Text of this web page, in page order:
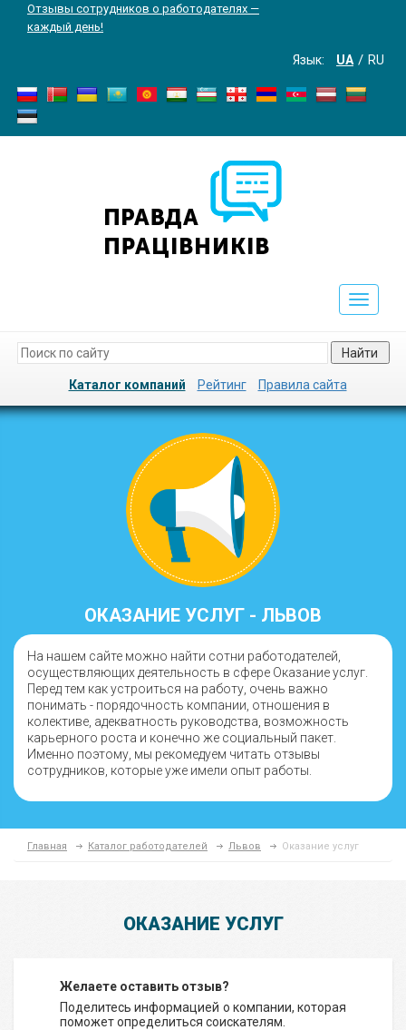
Отзывы сотрудников о работодателях —
каждый день!
Язык: UA RU
Toggle
Найти
Каталог компаний Рейтинг Правила сайта
ОКАЗАНИЕ УСЛУГ - ЛЬВОВ
На нашем сайте можно найти сотни работодателей,
осуществляющих деятельность в сфере Оказание услуг.
Перед тем как устроиться на работу, очень важно
понимать - порядочность компании, отношения в
колективе, адекватность руководства, возможность
карьерного роста и конечно же социальный пакет.
Именно поэтому, мы рекомедуем читать отзывы
сотрудников, которые уже имели опыт работы.
Главная Каталог работодателей Львов Оказание услуг
ОКАЗАНИЕ УСЛУГ
Желаете оставить отзыв?
Поделитесь информацией о компании, которая
поможет определиться соискателям.